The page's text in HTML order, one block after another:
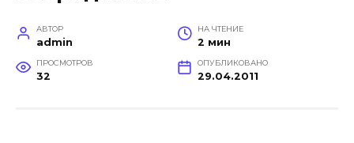
АВТОР
admin
НА ЧТЕНИЕ
2 мин
ПРОСМОТРОВ
32
ОПУБЛИКОВАНО
29.04.2011